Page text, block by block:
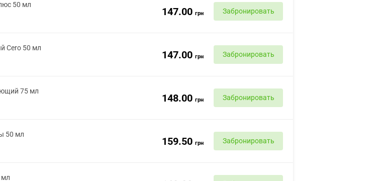
50 мл
147.00 грн Забронировать
Cero 50 мл
147.00 грн Забронировать
75 мл
148.00 грн Забронировать
50 мл
159.50 грн Забронировать
мл